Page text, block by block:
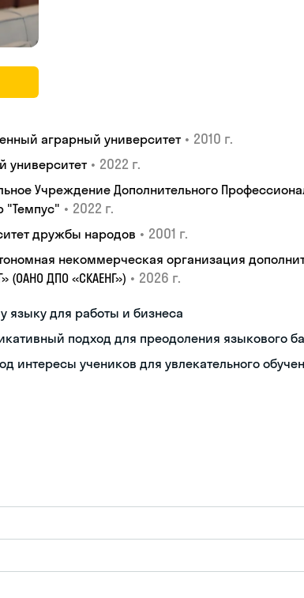
аграрный университет • 2010 г.
• 2022 г.
Учреждение Дополнительного
"Темпус" • 2022 г.
дружбы народов • 2001 г.
некоммерческая организация
(ОАНО ДПО «СКАЕНГ») • 2026 г.
языку для работы и бизнеса
подход для преодоления языкового
интересы учеников для увлекательного